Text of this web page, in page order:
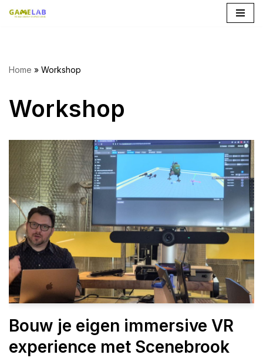
de
Home » Workshop
Workshop
Bouw je eigen immersive VR
experience met Scenebrook